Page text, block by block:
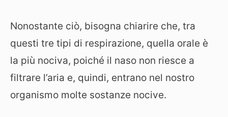
Nonostante ciò, bisogna chiarire che, tra
questi tre tipi di respirazione, quella orale è
la più nociva, poiché il naso non riesce a
filtrare l’aria e, quindi, entrano nel nostro
organismo molte sostanze nocive.